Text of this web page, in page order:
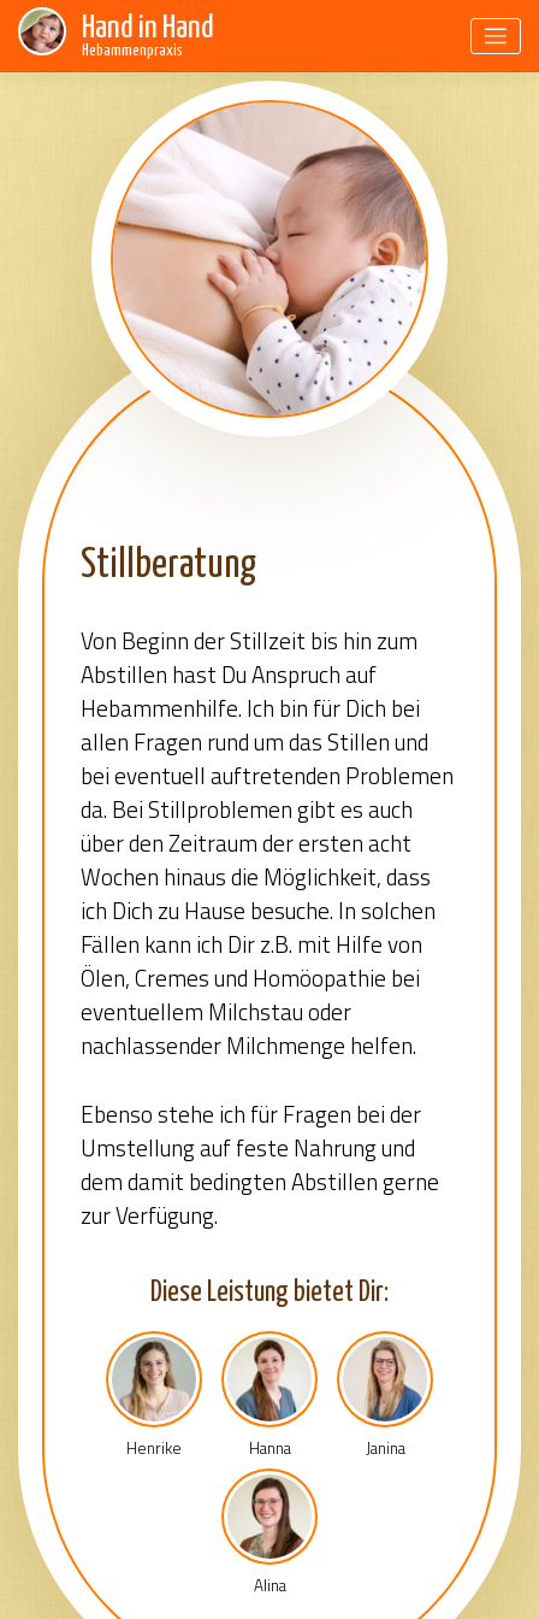
Skip
to
content
Hand in Hand
Hebammenpraxis
Stillberatung
Von Beginn der Stillzeit bis hin zum
Abstillen hast Du Anspruch auf
Hebammenhilfe. Ich bin für Dich bei
allen Fragen rund um das Stillen und
bei eventuell auftretenden Problemen
da. Bei Stillproblemen gibt es auch
über den Zeitraum der ersten acht
Wochen hinaus die Möglichkeit, dass
ich Dich zu Hause besuche. In solchen
Fällen kann ich Dir z.B. mit Hilfe von
Ölen, Cremes und Homöopathie bei
eventuellem Milchstau oder
nachlassender Milchmenge helfen.
Ebenso stehe ich für Fragen bei der
Umstellung auf feste Nahrung und
dem damit bedingten Abstillen gerne
zur Verfügung.
Diese Leistung bietet Dir:
Henrike Hanna Janina
Alina